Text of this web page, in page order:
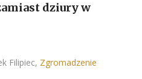
dziury w
Filipiec, Zgromadzenie